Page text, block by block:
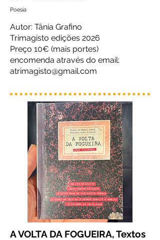
Poesia
Autor: Tânia Grafino
Trimagisto edições 2026
Preço 10€ (mais portes)
encomenda através do email:
atrimagisto@gmail.com
A VOLTA DA FOGUEIRA, Textos